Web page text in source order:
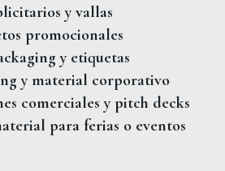
y vallas
promocionales
y etiquetas
y material corporativo
comerciales y pitch decks
para ferias o eventos